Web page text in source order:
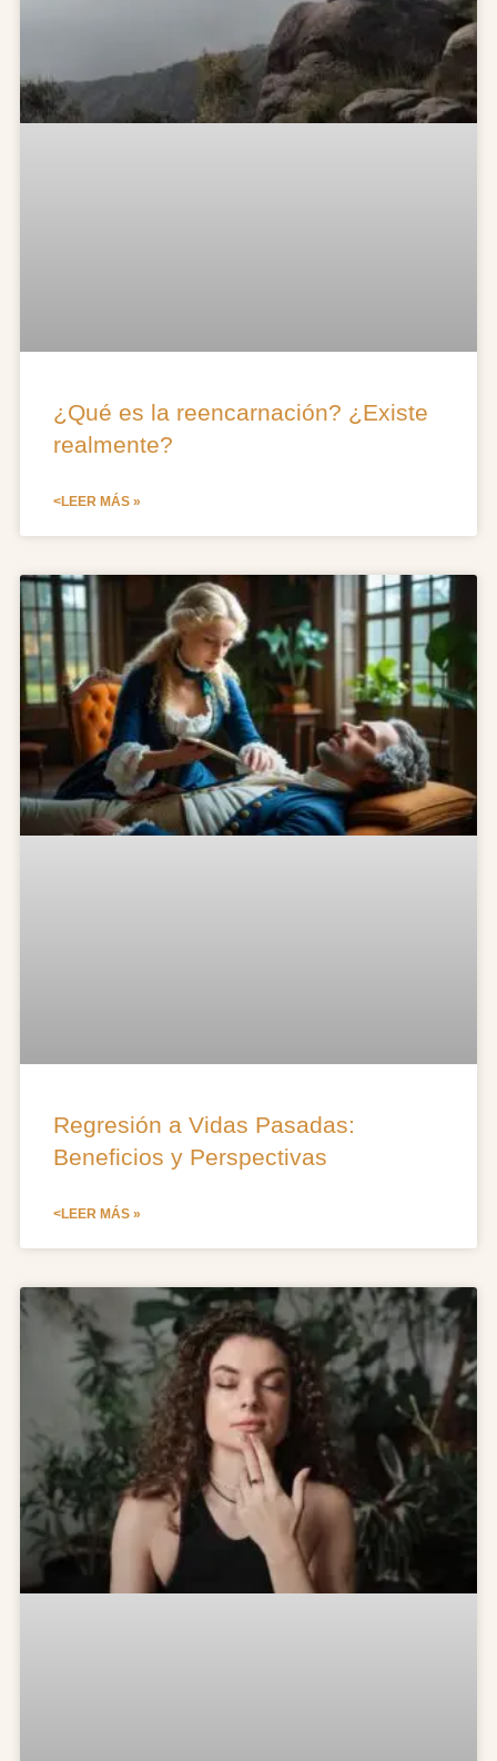
¿Qué es la reencarnación? ¿Existe
realmente?
<LEER MÁS »
Regresión a Vidas Pasadas:
Beneficios y Perspectivas
<LEER MÁS »